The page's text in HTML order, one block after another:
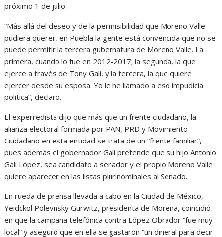
próximo 1 de julio.
“Más allá del deseo y de la permisibilidad que Moreno Valle
pudiera querer, en Puebla la gente está convencida que no se
puede permitir la tercera gubernatura de Moreno Valle. La
primera, cuando lo fue en 2012-2017; la segunda, la que
ejerce a través de Tony Gali, y la tercera, la que quiere
ejercer desde su esposa. Yo le he llamado a eso impudicia
política”, declaró.
El experredista dijo que más que un frente ciudadano, la
alianza electoral formada por PAN, PRD y Movimiento
Ciudadano en esta entidad se trata de un “frente familiar”,
pues además el gobernador Gali pretende que su hijo Antonio
Gali López, sea candidato a senador y el propio Moreno Valle
quiere aparecer en las listas plurinominales al Senado.
En rueda de prensa llevada a cabo en la Ciudad de México,
Yeidckol Polevnsky Gurwitz, presidenta de Morena, coincidió
en que la campaña telefónica contra López Obrador “fue muy
local” y aseguró que en ella se gastaron “un dineral para decir